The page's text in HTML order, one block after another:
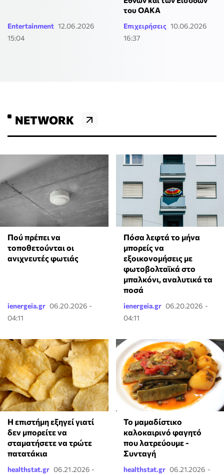
Entertainment 12.06.2026
15:04
του ΟΑΚΑ
Επιχειρήσεις 10.06.2026
16:37
NETWORK
Πού πρέπει να
τοποθετούνται οι
ανιχνευτές φωτιάς
ienergeia.gr 06.20.2026 -
04:11
Πόσα λεφτά το μήνα
μπορείς να
εξοικονομήσεις με
φωτοβολταϊκά στο
μπαλκόνι, αναλυτικά τα
ποσά
ienergeia.gr 06.20.2026 -
04:11
Η επιστήμη εξηγεί γιατί
δεν μπορείτε να
σταματήσετε να τρώτε
πατατάκια
healthstat.gr 06.21.2026 -
Το μαμαδίστικο
καλοκαιρινό φαγητό
που λατρεύουμε -
Συνταγή
healthstat.gr 06.21.2026 -